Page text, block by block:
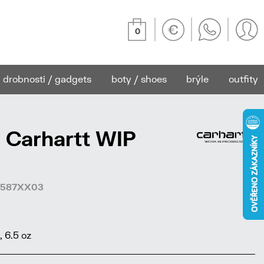
0
drobnosti / gadgets boty / shoes brýle outfity
WIP
6.5 oz